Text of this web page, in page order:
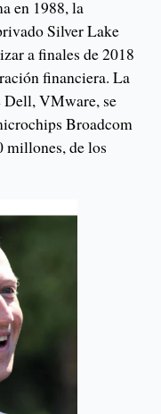
en 1988, la
Silver Lake
a finales de 2018
financiera. La
Dell, VMware, se
Broadcom
millones, de los